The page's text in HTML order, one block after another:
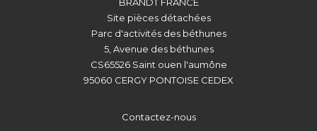
Site pièces détachées
Parc d'activités des béthunes
5, Avenue des béthunes
CS65526 Saint ouen l'aumône
95060 CERGY PONTOISE CEDEX
Contactez-nous